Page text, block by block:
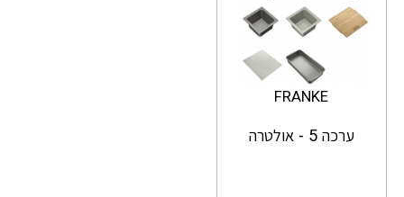
FRANKE
ערכה 5 - אולטרה